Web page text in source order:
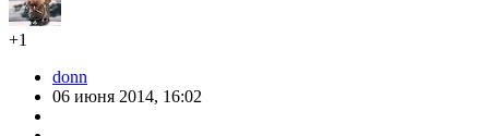
+1
donn
06 июня 2014, 16:02